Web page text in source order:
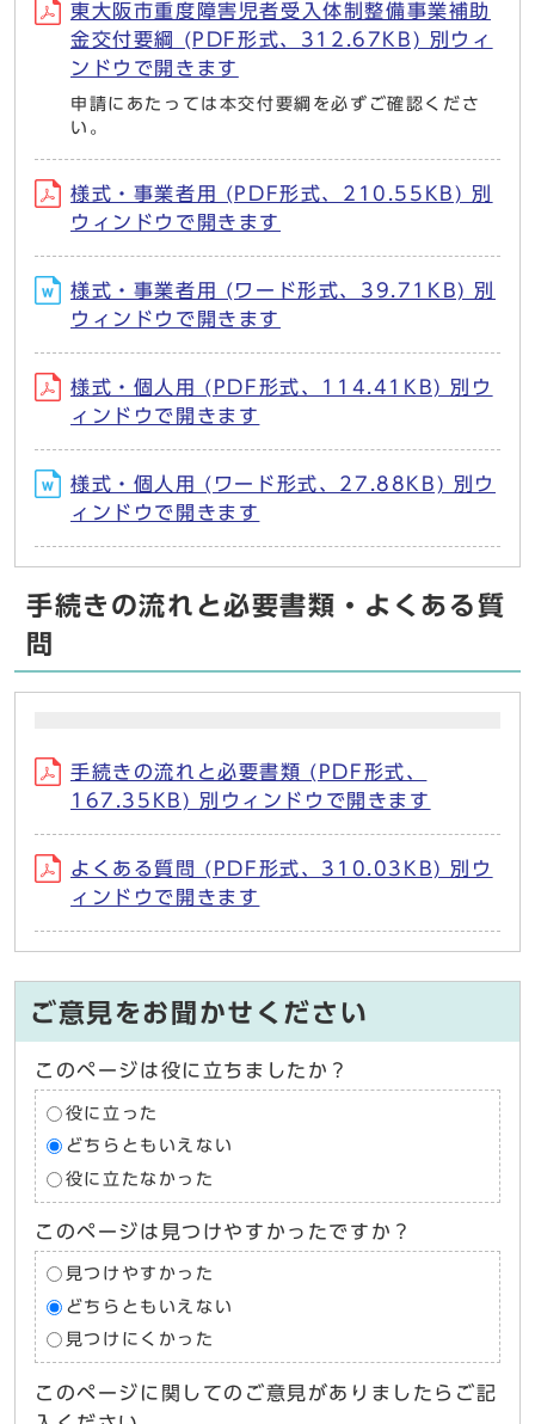
東大阪市重度障害児者受入体制整備事業補助
金交付要綱 (PDF形式、312.67KB) 別ウィ
ンドウで開きます
申請にあたっては本交付要綱を必ずご確認くださ
い。
様式・事業者用 (PDF形式、210.55KB) 別
ウィンドウで開きます
様式・事業者用 (ワード形式、39.71KB) 別
ウィンドウで開きます
様式・個人用 (PDF形式、114.41KB) 別ウ
ィンドウで開きます
様式・個人用 (ワード形式、27.88KB) 別ウ
ィンドウで開きます
手続きの流れと必要書類・よくある質
問
手続きの流れと必要書類 (PDF形式、
167.35KB) 別ウィンドウで開きます
よくある質問 (PDF形式、310.03KB) 別ウ
ィンドウで開きます
ご意見をお聞かせください
このページは役に立ちましたか？
役に立った
どちらともいえない
役に立たなかった
このページは見つけやすかったですか？
見つけやすかった
どちらともいえない
見つけにくかった
このページに関してのご意見がありましたらご記